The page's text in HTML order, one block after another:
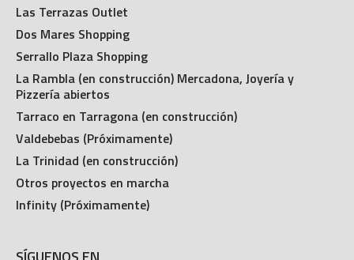
Las Terrazas Outlet
Dos Mares Shopping
Serrallo Plaza Shopping
La Rambla (en construcción) Mercadona, Joyería y
Pizzería abiertos
Tarraco en Tarragona (en construcción)
Valdebebas (Próximamente)
La Trinidad (en construcción)
Otros proyectos en marcha
Infinity (Próximamente)